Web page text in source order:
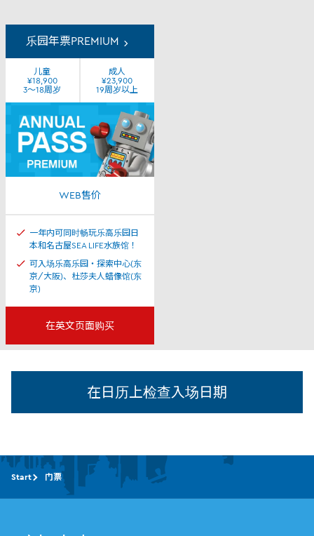
乐园年票PREMIUM
儿童
¥18,900
3～18周岁
成人
¥23,900
19周岁以上
WEB售价
一年内可同时畅玩乐高乐园日
本和名古屋SEA LIFE水族馆！
可入场乐高乐园・探索中心(东
京/大阪)、杜莎夫人蜡像馆(东
京)
在英文页面购买
在日历上检查入场日期
Start 门票